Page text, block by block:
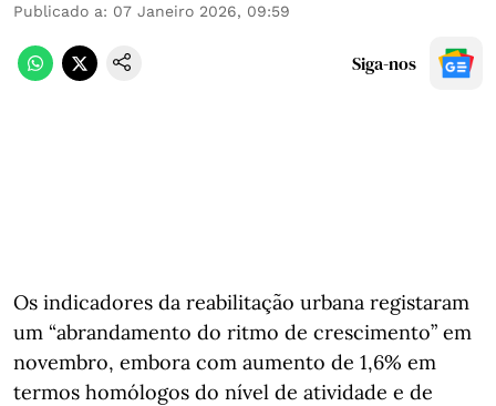
Publicado a: 07 Janeiro 2026, 09:59
Siga-nos
Os indicadores da reabilitação urbana registaram
um “abrandamento do ritmo de crescimento” em
novembro, embora com aumento de 1,6% em
termos homólogos do nível de atividade e de